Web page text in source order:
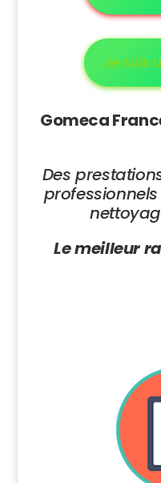
Je suis
Gomeca
Des
Le meilleur